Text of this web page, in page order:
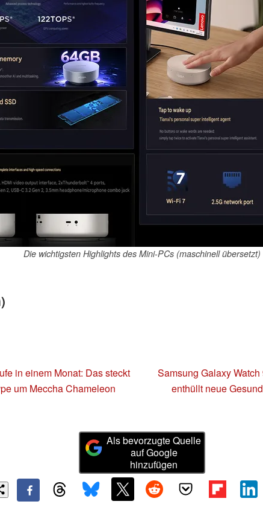
Die wichtigsten Highlights des Mini-PCs (maschinell übersetzt)
in einem Monat: Das steckt
um Meccha Chameleon
Samsung Galaxy
enthüllt neue
Als bevorzugte Quelle
auf Google
hinzufügen